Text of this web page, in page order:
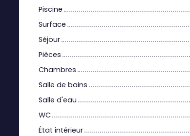
Piscine
Surface
Séjour
Pièces
Chambres
Salle de bains
Salle d'eau
WC
État intérieur